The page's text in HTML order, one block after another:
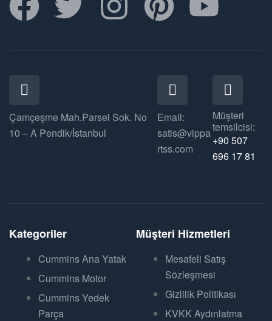
Çamçeşme Mah.Parsel Sok. No
10 – A Pendik/İstanbul
Email:
satis@vippa
rtss.com
Müşteri
temsilcisi:
+90 507
696 17 81
Kategoriler
Cummins Ana Yatak
Cummins Motor
Cummins Yedek
Parça
Müşteri Hizmetleri
Mesafeli Satış
Sözleşmesi
Gizlilik Politikası
KVKK Aydınlatma